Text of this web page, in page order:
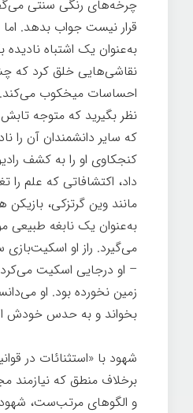
چرخه‌های رنگی سنتی
قرار نیست جواب بدهد. اما
به‌عنوان یک اشتباه نادیده
نقاشی‌هایی خلق کرد که
احساسات میخکوب می‌کند.
نظر بگیرید که متوجه
که سایر دانشمندان آن را
کنجکاوی او را به کشف
داد، اکتشافاتی که علم را
مانند وین گرتزکی،
به‌عنوان یک نابغه طبیعی
می‌گیرد. راز او اسکیت‌بازی
– او درجایی اسکیت
زمین نخورده بود. او
بخواند و به حدس خودش
شهود با «استثنائات در
برخلاف منطق که نیازمند
و الگوهای مرتب‌ست، شهود